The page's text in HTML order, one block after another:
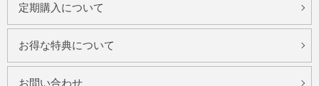
定期購入について
お得な特典について
お問い合わせ